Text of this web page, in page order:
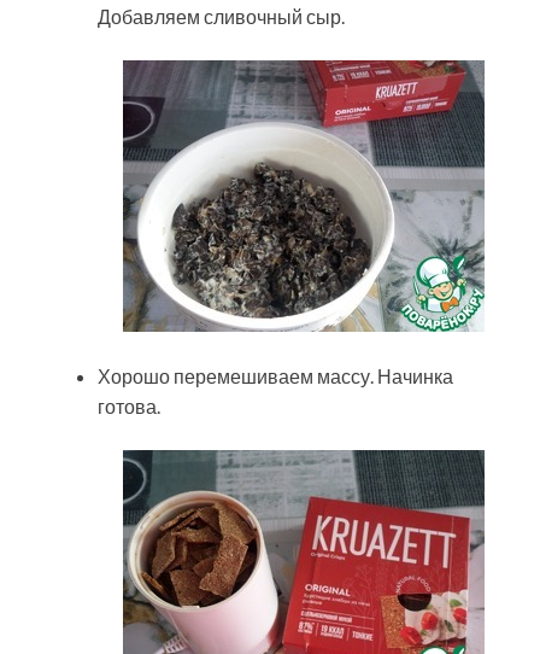
Добавляем сливочный сыр.
Хорошо перемешиваем массу. Начинка
готова.